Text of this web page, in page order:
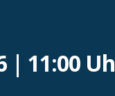
| 11:00